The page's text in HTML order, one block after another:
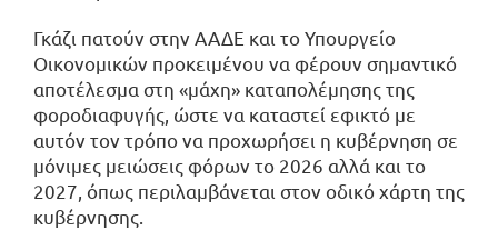
Γκάζι πατούν στην ΑΑΔΕ και το Υπουργείο
Οικονομικών προκειμένου να φέρουν σημαντικό
αποτέλεσμα στη «μάχη» καταπολέμησης της
φοροδιαφυγής, ώστε να καταστεί εφικτό με
αυτόν τον τρόπο να προχωρήσει η κυβέρνηση σε
μόνιμες μειώσεις φόρων το 2026 αλλά και το
2027, όπως περιλαμβάνεται στον οδικό χάρτη της
κυβέρνησης.